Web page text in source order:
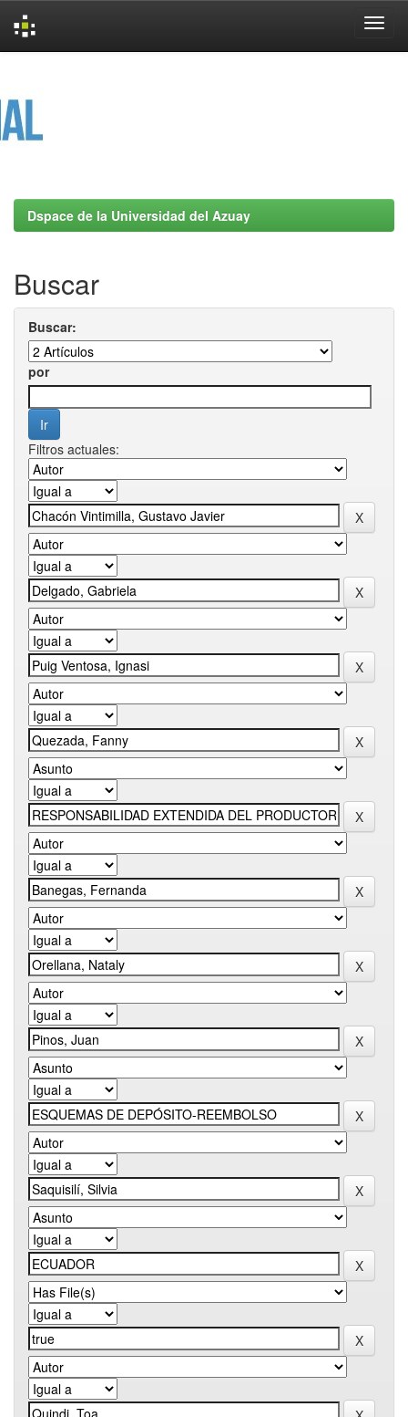
Dspace de la Universidad del Azuay
Buscar
Buscar:
por
Filtros actuales: